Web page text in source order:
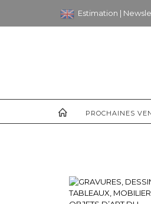
Estimation |
PROCHAINES